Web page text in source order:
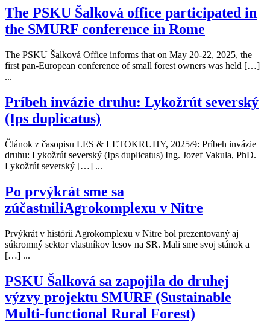
The PSKU Šalková office participated in
the SMURF conference in Rome
The PSKU Šalková Office informs that on May 20-22, 2025, the
first pan-European conference of small forest owners was held […]
...
Príbeh invázie druhu: Lykožrút severský
(Ips duplicatus)
Článok z časopisu LES & LETOKRUHY, 2025/9: Príbeh invázie
druhu: Lykožrút severský (Ips duplicatus) Ing. Jozef Vakula, PhD.
Lykožrút severský […] ...
Po prvýkrát sme sa
zúčastniliAgrokomplexu v Nitre
Prvýkrát v histórii Agrokomplexu v Nitre bol prezentovaný aj
súkromný sektor vlastníkov lesov na SR. Mali sme svoj stánok a
[…] ...
PSKU Šalková sa zapojila do druhej
výzvy projektu SMURF (Sustainable
Multi-functional Rural Forest)